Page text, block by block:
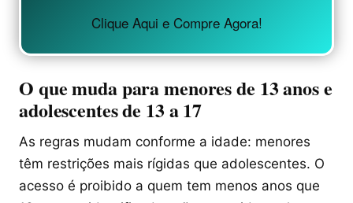
Clique Aqui e Compre Agora!
O que muda para menores de 13 anos e
adolescentes de 13 a 17
As regras mudam conforme a idade: menores
têm restrições mais rígidas que adolescentes. O
acesso é proibido a quem tem menos anos que